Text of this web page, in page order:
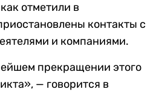
отметили в
контакты с
и компаниями.
прекращении этого
— говорится в